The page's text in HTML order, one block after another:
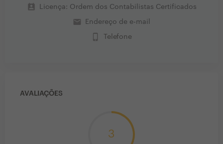
perm_contact_calendar Licença: Ordem dos Contabilistas Certificados
email Endereço de e-mail
phone_iphone Telefone
AVALIAÇÕES
3